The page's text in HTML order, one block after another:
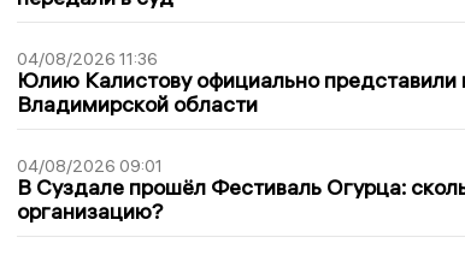
04/08/2026 11:36
Юлию Калистову официально представили
Владимирской области
04/08/2026 09:01
В Суздале прошёл Фестиваль Огурца:
организацию?